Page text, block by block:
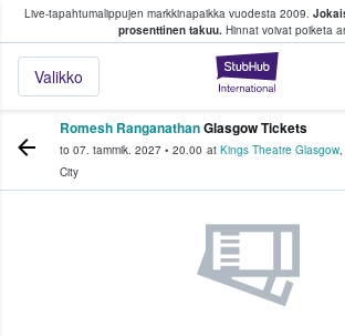
Live-tapahtumalippujen markkinapaikka vuodesta 2009.
prosenttinen takuu. Hinnat voivat poiketa
Valikko
fanit ostavat ja myyvät
Romesh RanganathanGlasgow Tickets
to 07. tammik. 2027 • 20.00 at Kings Theatre Glasgow,
City